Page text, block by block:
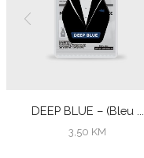
DEEP BLUE – (Bleu ...
3,50 KM